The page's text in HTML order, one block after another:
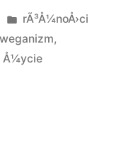
Opublikowano
w
rÃ³Å¼noÅ›ci
weganizm,
Å¼ycie